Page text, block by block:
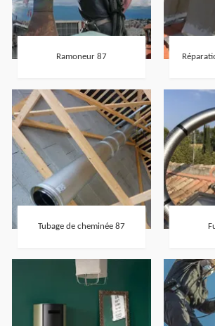
Ramoneur 87
Tubage de cheminée 87